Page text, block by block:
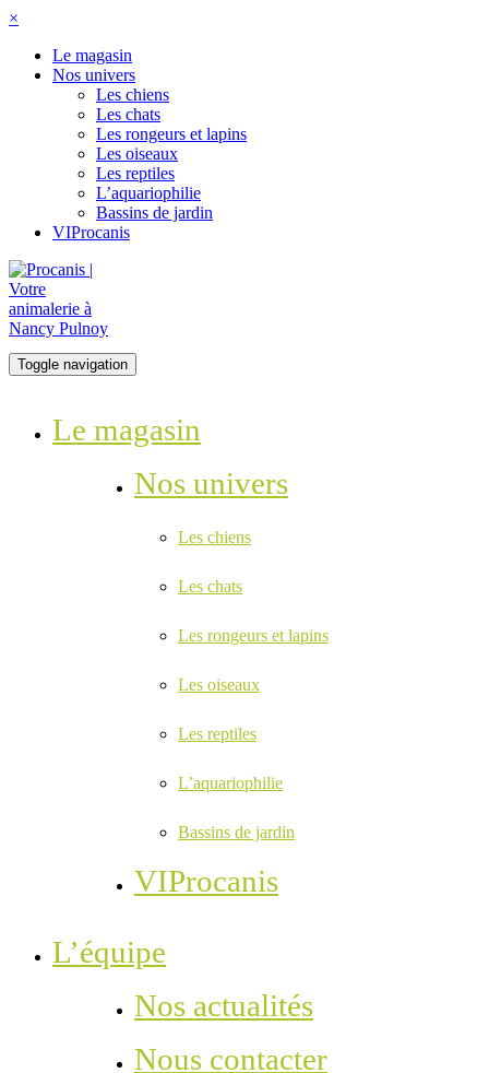
×
Le magasin
Nos univers
Les chiens
Les chats
Les rongeurs et lapins
Les oiseaux
Les reptiles
L’aquariophilie
Bassins de jardin
VIProcanis
Toggle navigation
Le magasin
Nos univers
Les chiens
Les chats
Les rongeurs et lapins
Les oiseaux
Les reptiles
L’aquariophilie
Bassins de jardin
VIProcanis
L’équipe
Nos actualités
Nous contacter